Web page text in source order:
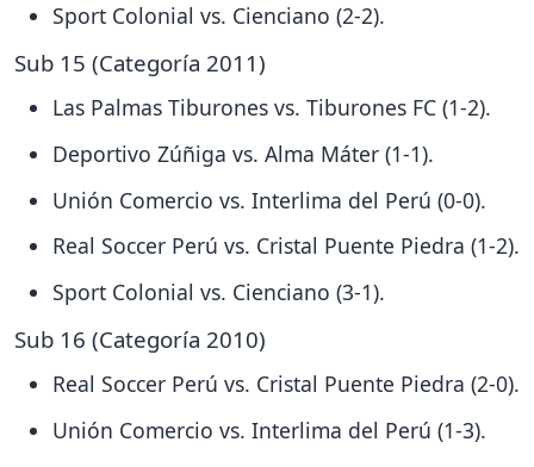
Sport Colonial vs. Cienciano (2-2).
Sub 15 (Categoría 2011)
Las Palmas Tiburones vs. Tiburones FC (1-2).
Deportivo Zúñiga vs. Alma Máter (1-1).
Unión Comercio vs. Interlima del Perú (0-0).
Real Soccer Perú vs. Cristal Puente Piedra (1-2).
Sport Colonial vs. Cienciano (3-1).
Sub 16 (Categoría 2010)
Real Soccer Perú vs. Cristal Puente Piedra (2-0).
Unión Comercio vs. Interlima del Perú (1-3).